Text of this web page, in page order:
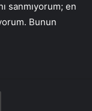
sanmıyorum; en
Bunun
Yazdır